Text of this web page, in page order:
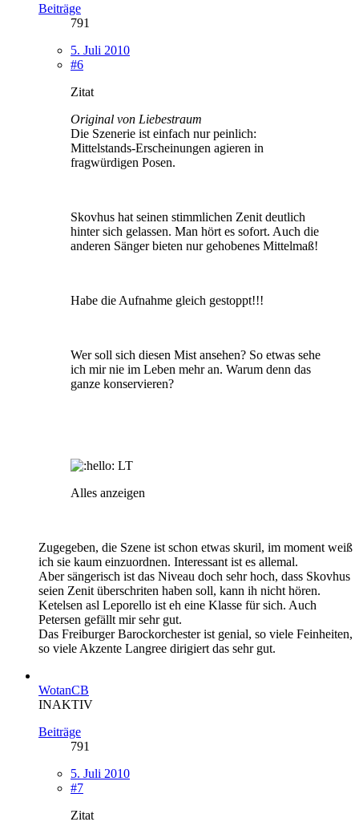
Beiträge
791
5. Juli 2010
#6
Zitat
Original von Liebestraum
Die Szenerie ist einfach nur peinlich:
Mittelstands-Erscheinungen agieren in
fragwürdigen Posen.
Skovhus hat seinen stimmlichen Zenit deutlich
hinter sich gelassen. Man hört es sofort. Auch die
anderen Sänger bieten nur gehobenes Mittelmaß!
Habe die Aufnahme gleich gestoppt!!!
Wer soll sich diesen Mist ansehen? So etwas sehe
ich mir nie im Leben mehr an. Warum denn das
ganze konservieren?
LT
Alles anzeigen
Zugegeben, die Szene ist schon etwas skuril, im moment weiß
ich sie kaum einzuordnen. Interessant ist es allemal.
Aber sängerisch ist das Niveau doch sehr hoch, dass Skovhus
seien Zenit überschriten haben soll, kann ih nicht hören.
Ketelsen asl Leporello ist eh eine Klasse für sich. Auch
Petersen gefällt mir sehr gut.
Das Freiburger Barockorchester ist genial, so viele Feinheiten,
so viele Akzente Langree dirigiert das sehr gut.
WotanCB
INAKTIV
Beiträge
791
5. Juli 2010
#7
Zitat